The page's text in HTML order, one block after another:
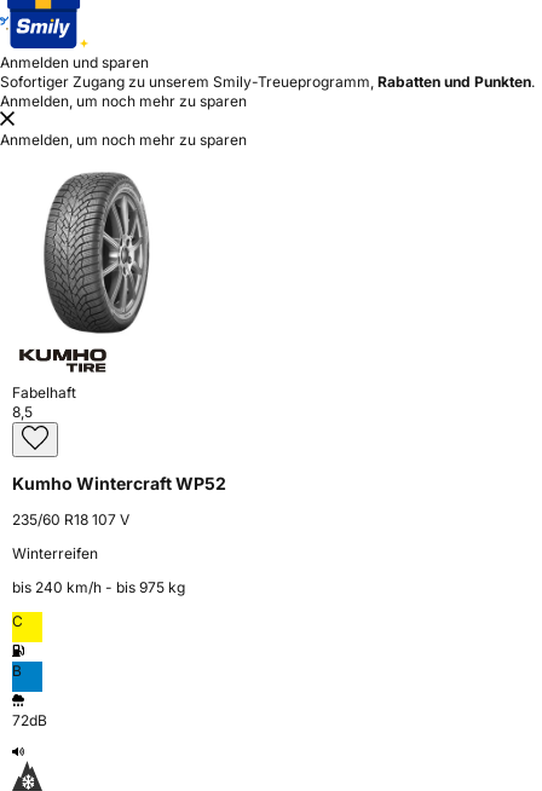
Anmelden und sparen
Sofortiger Zugang zu unserem Smily-Treueprogramm, Rabatten und Punkten.
Anmelden, um noch mehr zu sparen
Anmelden, um noch mehr zu sparen
Fabelhaft
8,5
Kumho Wintercraft WP52
235/60 R18 107 V
Winterreifen
bis 240 km⁠/⁠h - bis 975 kg
C
B
72dB